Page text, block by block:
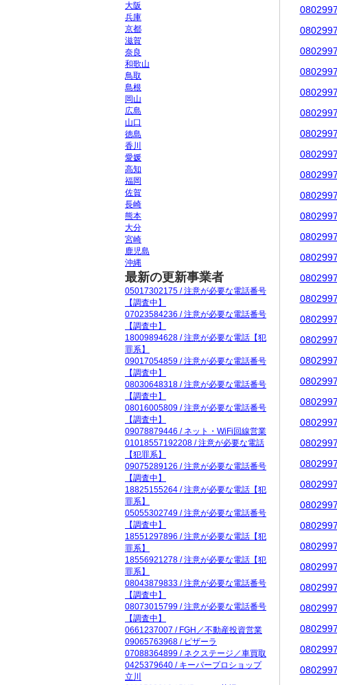
大阪
兵庫
京都
滋賀
奈良
和歌山
鳥取
島根
岡山
広島
山口
徳島
香川
愛媛
高知
福岡
佐賀
長崎
熊本
大分
宮崎
鹿児島
沖縄
最新の更新事業者
05017302175 / 注意が必要な電話番号
【調査中】
07023584236 / 注意が必要な電話番号
【調査中】
18009894628 / 注意が必要な電話【犯
罪系】
09017054859 / 注意が必要な電話番号
【調査中】
08030648318 / 注意が必要な電話番号
【調査中】
08016005809 / 注意が必要な電話番号
【調査中】
09078879446 / ネット・WiFi回線営業
01018557192208 / 注意が必要な電話
【犯罪系】
09075289126 / 注意が必要な電話番号
【調査中】
18825155264 / 注意が必要な電話【犯
罪系】
05055302749 / 注意が必要な電話番号
【調査中】
18551297896 / 注意が必要な電話【犯
罪系】
18556921278 / 注意が必要な電話【犯
罪系】
08043879833 / 注意が必要な電話番号
【調査中】
08073015799 / 注意が必要な電話番号
【調査中】
0661237007 / FGH／不動産投資営業
09065763968 / ピザーラ
07088364899 / ネクステージ／車買取
0425379640 / キーパープロショップ
立川